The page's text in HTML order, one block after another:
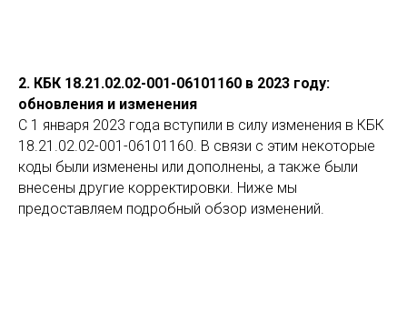
2. КБК 18.21.02.02-001-06101160 в 2023 году:
обновления и изменения
С 1 января 2023 года вступили в силу изменения в КБК
18.21.02.02-001-06101160. В связи с этим некоторые
коды были изменены или дополнены, а также были
внесены другие корректировки. Ниже мы
предоставляем подробный обзор изменений.